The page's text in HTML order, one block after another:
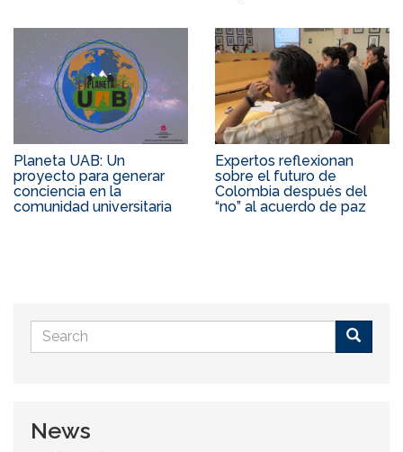
Planeta UAB: Un
proyecto para generar
conciencia en la
comunidad universitaria
Expertos reflexionan
sobre el futuro de
Colombia después del
“no” al acuerdo de paz
Search
form
News